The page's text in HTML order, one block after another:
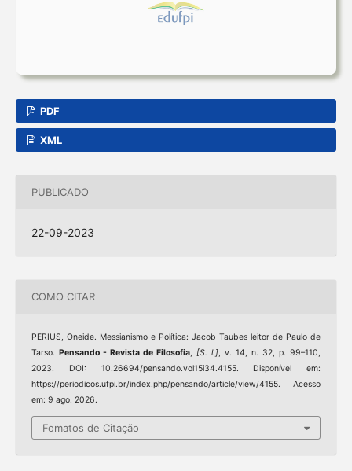
PDF
XML
PUBLICADO
22-09-2023
COMO CITAR
PERIUS, Oneide. Messianismo e Política: Jacob Taubes leitor de Paulo de
Tarso. Pensando - Revista de Filosofia,[S. l.], v. 14, n. 32, p. 99–110,
2023. DOI: 10.26694/pensando.vol15i34.4155. Disponível em:
https://periodicos.ufpi.br/index.php/pensando/article/view/4155. Acesso
em: 9 ago. 2026.
Fomatos de Citação